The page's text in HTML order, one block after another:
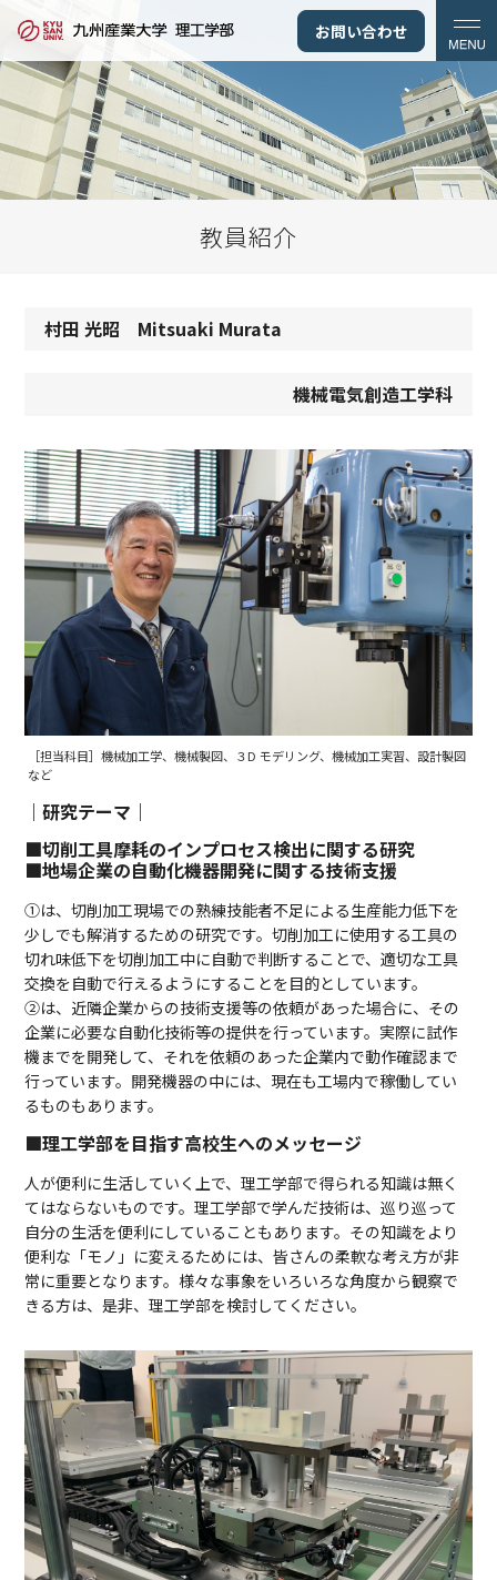
お問い合わせ
教員紹介
村田 光昭 Mitsuaki Murata
機械電気創造工学科
［担当科目］機械加工学、機械製図、３D モデリング、機械加工実習、設計製図
など
｜研究テーマ｜
■切削工具摩耗のインプロセス検出に関する研究
■地場企業の自動化機器開発に関する技術支援
①は、切削加工現場での熟練技能者不足による生産能力低下を
少しでも解消するための研究です。切削加工に使用する工具の
切れ味低下を切削加工中に自動で判断することで、適切な工具
交換を自動で行えるようにすることを目的としています。
②は、近隣企業からの技術支援等の依頼があった場合に、その
企業に必要な自動化技術等の提供を行っています。実際に試作
機までを開発して、それを依頼のあった企業内で動作確認まで
行っています。開発機器の中には、現在も工場内で稼働してい
るものもあります。
■理工学部を目指す高校生へのメッセージ
人が便利に生活していく上で、理工学部で得られる知識は無く
てはならないものです。理工学部で学んだ技術は、巡り巡って
自分の生活を便利にしていることもあります。その知識をより
便利な「モノ」に変えるためには、皆さんの柔軟な考え方が非
常に重要となります。様々な事象をいろいろな角度から観察で
きる方は、是非、理工学部を検討してください。